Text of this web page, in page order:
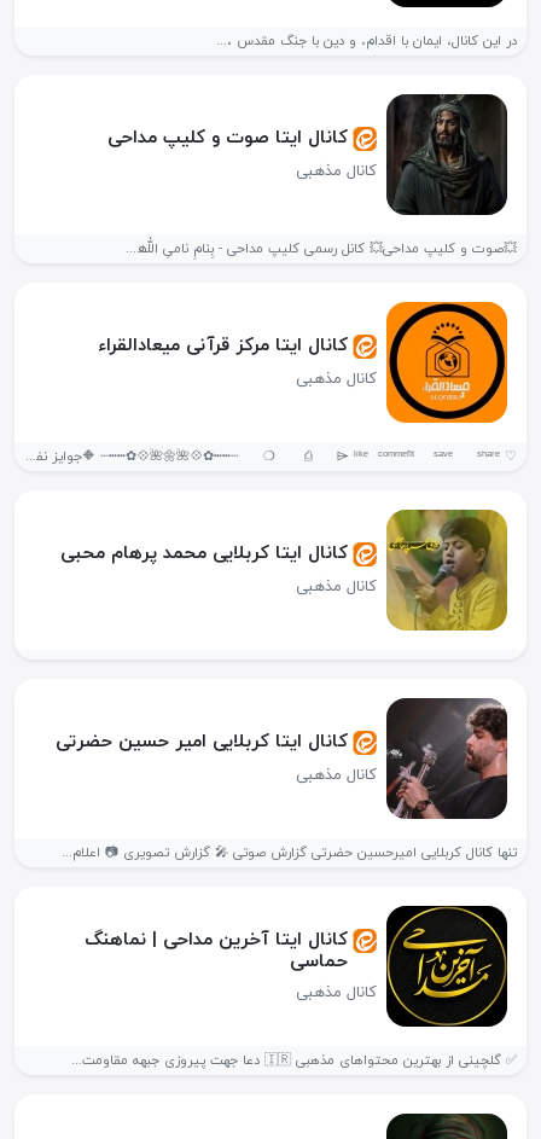
در این کانال، ایمان با اقدام، و دین با جنگ مقدس ،...
کانال ایتا صوت و کلیپ مداحی
کانال مذهبی
💥صوت و کلیپ مداحی💥 کانل رسمی کلیپ مداحی - بِنامِ نامیِ اللّٰھ...
کانال ایتا مرکز قرآنی میعادالقراء
کانال مذهبی
‌♡ ㅤ ❍ㅤ ⎙ㅤ ⌲ ˡᶦᵏᵉ ᶜᵒᵐᵐᵉⁿᵗ ˢᵃᵛᵉ ˢʰᵃʳᵉ ┄┅┅✿💠🌺🌼🌺💠✿┅┅┄ 🔶جوایز نفیس...
کانال ایتا کربلایی محمد پرهام محبی
کانال مذهبی
کانال ایتا کربلایی امیر حسین حضرتی
کانال مذهبی
تنها کانال کربلایی امیرحسین حضرتی گزارش صوتی 🎤 گزارش تصویری 📷 اعلام...
کانال ایتا آخرین مداحی | نماهنگ
حماسی
کانال مذهبی
✅ گلچینی از بهترین محتواهای مذهبی 🇮🇷 دعا جهت پیروزی جبهه مقاومت...